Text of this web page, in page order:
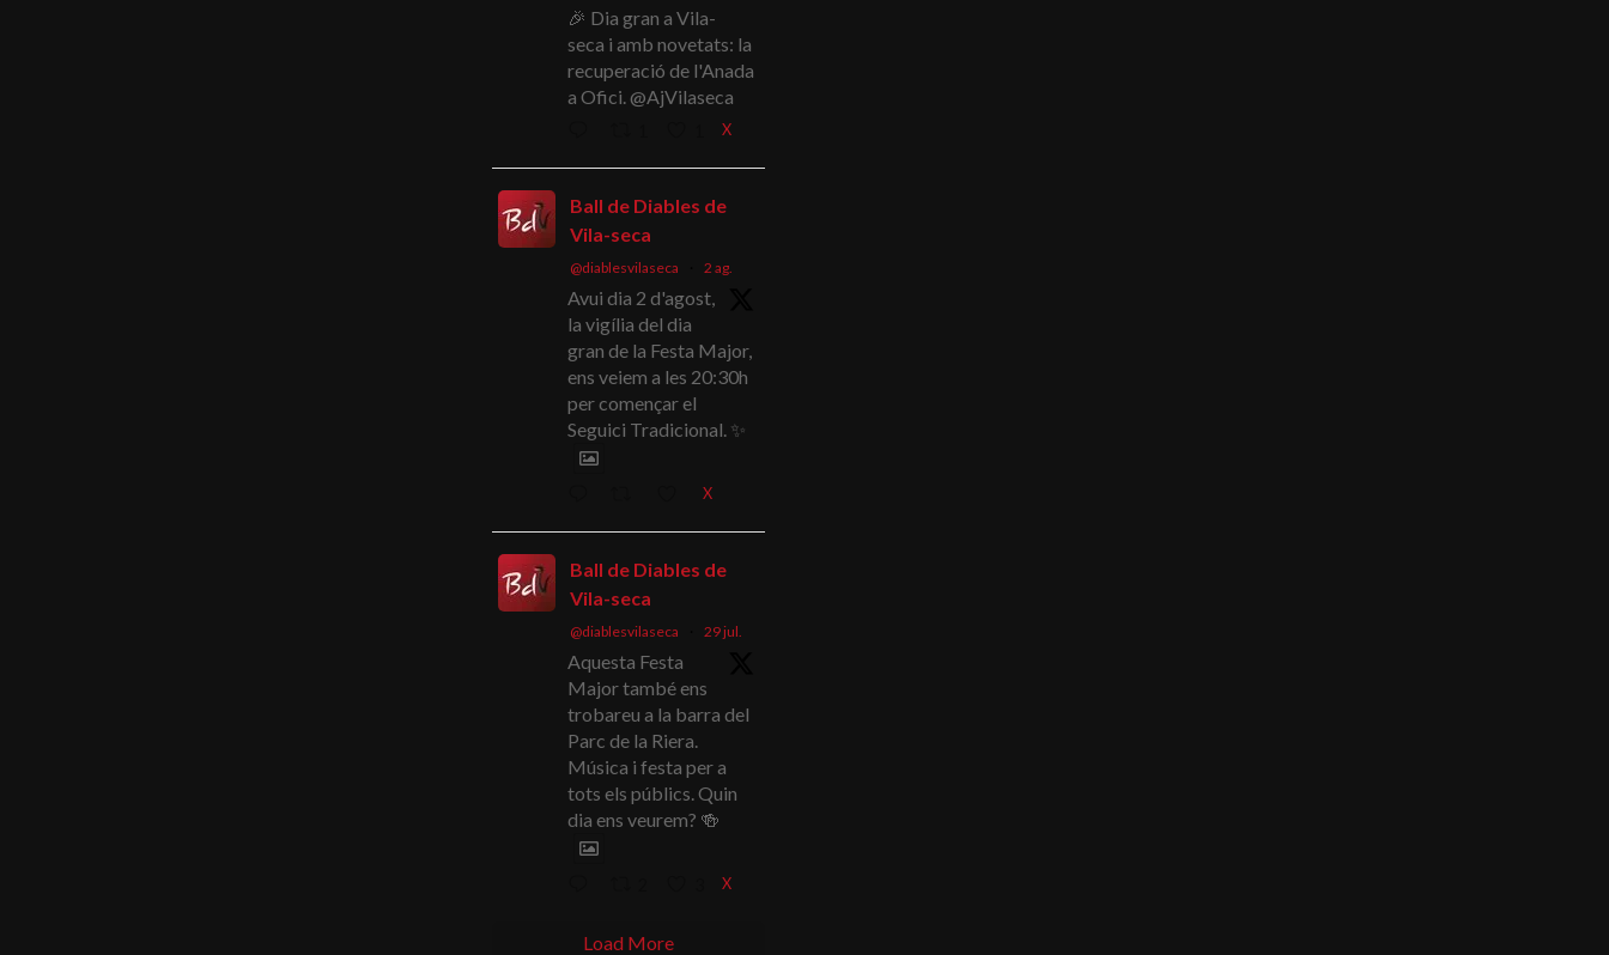
🎉 Dia gran a Vila-
seca i amb novetats: la
recuperació de l'Anada
a Ofici. @AjVilaseca
X
Ball de Diables de
Vila-seca
@diablesvilaseca 2 ag.
Avui dia 2 d'agost,
la vigília del dia
gran de la Festa Major,
ens veiem a les 20:30h
per començar el
Seguici Tradicional. ✨
X
Ball de Diables de
Vila-seca
@diablesvilaseca 29 jul.
Aquesta Festa
Major també ens
trobareu a la barra del
Parc de la Riera.
Música i festa per a
tots els públics. Quin
dia ens veurem? 🍻
X
Load More